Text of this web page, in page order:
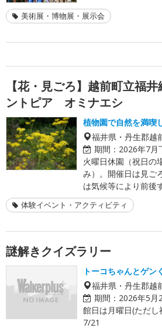
美術展・博物展・展示会
【花・見ごろ】越前町立福
ントピア オミナエシ
植物園で自然を満喫
福井県・丹生郡越
期間： 2026年7
火曜日休園（祝日の
み）。開催日は見ご
は気候等により前後
体験イベント・アクティビティ
謎解きクイズラリー
トーコちゃんとゲン
福井県・丹生郡越
期間： 2026年5
館日は月曜日(ただし
7/21